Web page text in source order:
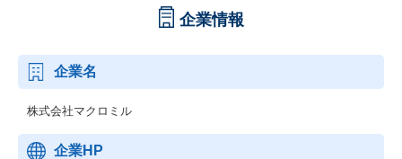
企業情報
企業名
株式会社マクロミル
企業HP